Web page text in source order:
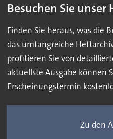
Besuchen Sie unser
Finden Sie heraus, was die
das umfangreiche
profitieren Sie von
aktuellste Ausgabe können
Erscheinungstermin
Zu den